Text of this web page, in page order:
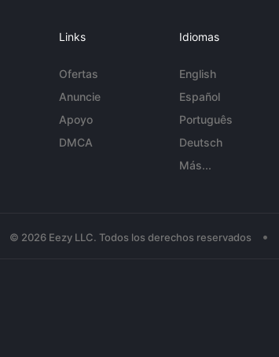
Links
Ofertas
Anuncie
Apoyo
DMCA
Idiomas
English
Español
Português
Deutsch
Más...
© 2026 Eezy LLC. Todos los derechos reservados •